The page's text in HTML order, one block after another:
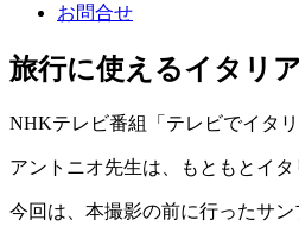
お問合せ
旅行に使えるイタリ
NHKテレビ番組「テレビでイタ
アントニオ先生は、もともとイ
今回は、本撮影の前に行ったサ